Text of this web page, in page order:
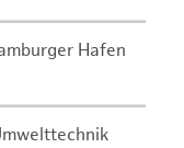
Hafen